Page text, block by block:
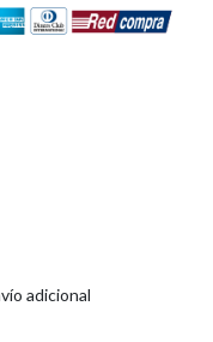
adicional